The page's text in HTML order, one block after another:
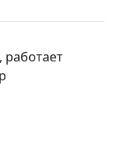
работает